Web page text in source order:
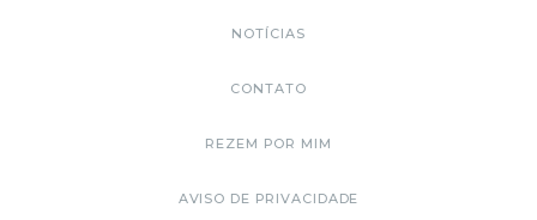
NOTÍCIAS
CONTATO
REZEM POR MIM
AVISO DE PRIVACIDADE